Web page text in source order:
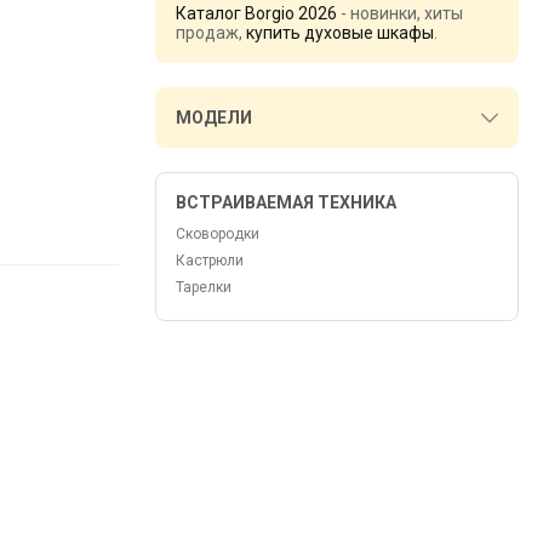
Каталог Borgio 2026 - новинки, хиты
продаж, купить духовые шкафы
МОДЕЛИ
ВСТРАИВАЕМАЯ ТЕХНИКА
Сковородки
Кастрюли
Тарелки